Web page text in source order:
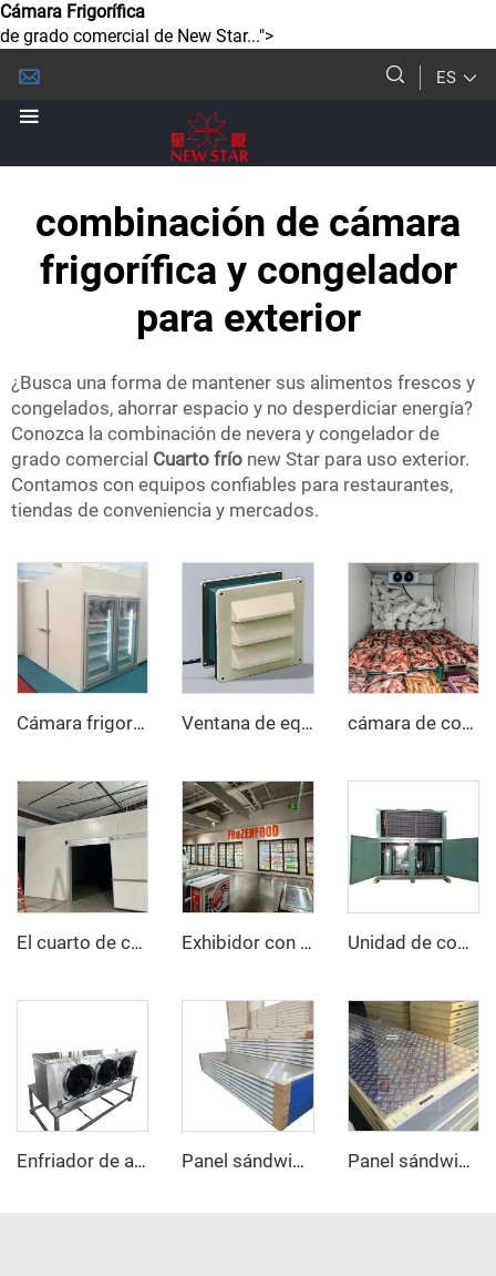
Cámara Frigorífica
de grado comercial de New Star...">
ES
combinación de cámara
frigorífica y congelador
para exterior
¿Busca una forma de mantener sus alimentos frescos y
congelados, ahorrar espacio y no desperdiciar energía?
Conozca la combinación de nevera y congelador de
grado comercial Cuarto frío new Star para uso exterior.
Contamos con equipos confiables para restaurantes,
tiendas de conveniencia y mercados.
Cámara frigorífica de exhibición con puerta de vidrio Ventana de equilibrio cámara de congelación rápida
El cuarto de congelación Exhibidor con puerta de vidrio Cámara frigorífica/congelador Unidad de compresor
Enfriador de aire evaporador Panel sándwich de acero inoxidable PU Panel sándwich de aluminio antideslizante PU